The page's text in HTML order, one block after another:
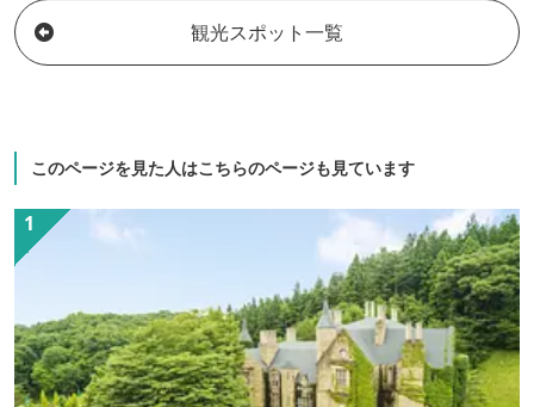
観光スポット一覧
このページを見た人はこちらのページも見ています